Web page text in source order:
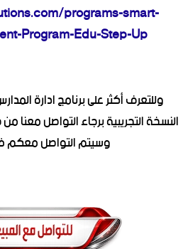
programs-smart-
Program-Edu-Step-Up
النسخة التجريبية برجاء التواصل معنا
وسيتم التواصل